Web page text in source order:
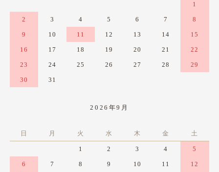
1
2 3 4 5 6 7 8
9 10 11 12 13 14 15
16 17 18 19 20 21 22
23 24 25 26 27 28 29
30 31
2026年9月
日 月 火 水 木 金 土
1 2 3 4 5
6 7 8 9 10 11 12